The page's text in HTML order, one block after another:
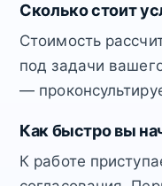
Сколько стоит
Стоимость
под задачи
—
Как быстро вы
К работе